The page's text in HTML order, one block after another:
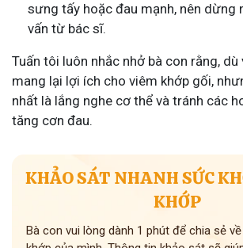
sưng tấy hoặc đau mạnh, nên dừng
vấn từ bác sĩ.
Tuấn tôi luôn nhắc nhở bà con rằng,
mang lại lợi ích cho viêm khớp gối,
nhất là lắng nghe cơ thể và tránh các
tăng cơn đau.
KHẢO SÁT NHANH SỨC
KHỚP
Bà con vui lòng dành 1 phút để chia sẻ